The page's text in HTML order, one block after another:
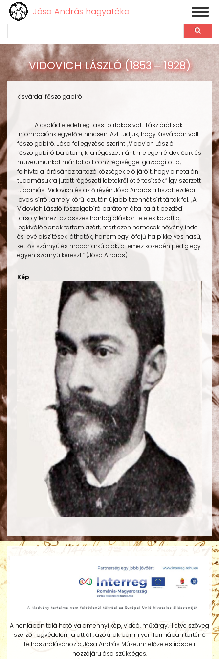
tartalomra
Jósa András hagyatéka
VIDOVICH LÁSZLÓ (1853 ‒ 1928)
kisvárdai főszolgabíró
A család eredetileg tassi birtokos volt. Lászlóról sok
információnk egyelőre nincsen. Azt tudjuk, hogy Kisvárdán volt
főszolgabíró. Jósa feljegyzése szerint „Vidovich László
főszolgabíró barátom, ki a régészet iránt melegen érdeklődik és
muzeumunkat már több bronz régiséggel gazdagította,
felhívta a járásához tartozó községek elöljáróit, hogy a netalán
tudomásukra jutott régészeti leletekről őt értesítsék.” Így szerzett
tudomást Vidovich és az ő révén Jósa András a tiszabezdédi
lovas sírról, amely körül azután újabb tizenhét sírt tártak fel. „A
Vidovich László főszolgabíró barátom által talált bezdédi
tarsoly lemezt az összes honfoglaláskori leletek között a
legkiválóbbnak tartom azért, mert ezen nemcsak növény inda
és levéldíszítések láthatók, hanem egy lófejű halpikkelyes hasú,
kettős szárnyú és madárfarkú alak; a lemez közepén pedig egy
egyen szárnyú kereszt.” (Jósa András)
Kép
A honlapon található valamennyi kép, videó, műtárgy, illetve szöveg
szerzői jogvédelem alatt áll, azoknak bármilyen formában történő
felhasználásához a Jósa András Múzeum előzetes írásbeli
hozzájárulása szükséges.